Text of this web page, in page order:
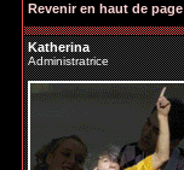
Revenir en haut de page
Katherina
Administratrice